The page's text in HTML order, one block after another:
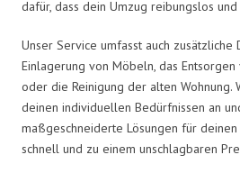
dafür, dass dein Umzug reibungslos
Unser Service umfasst auch
Einlagerung von Möbeln, das
oder die Reinigung der alten Wohnung.
deinen individuellen Bedürfnissen an
maßgeschneiderte Lösungen für
schnell und zu einem unschlagbaren